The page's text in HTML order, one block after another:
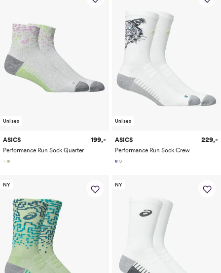
Unisex
ASICS
Performance Run Sock Quarter
199,-
Unisex
ASICS
Performance Run Sock Crew
229,-
NY NY